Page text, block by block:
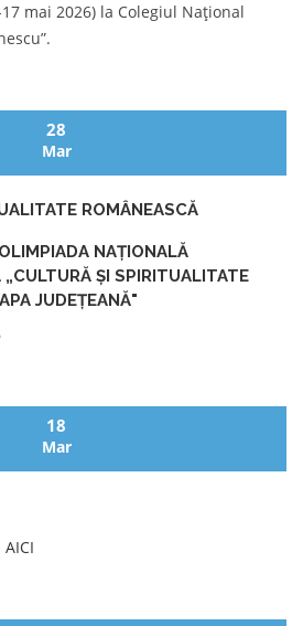
mai 2026) la Colegiul Național
28
Mar
ROMÂNEASCĂ
NAȚIONALĂ
ȘI SPIRITUALITATE
JUDEȚEANĂ"
18
Mar
AICI